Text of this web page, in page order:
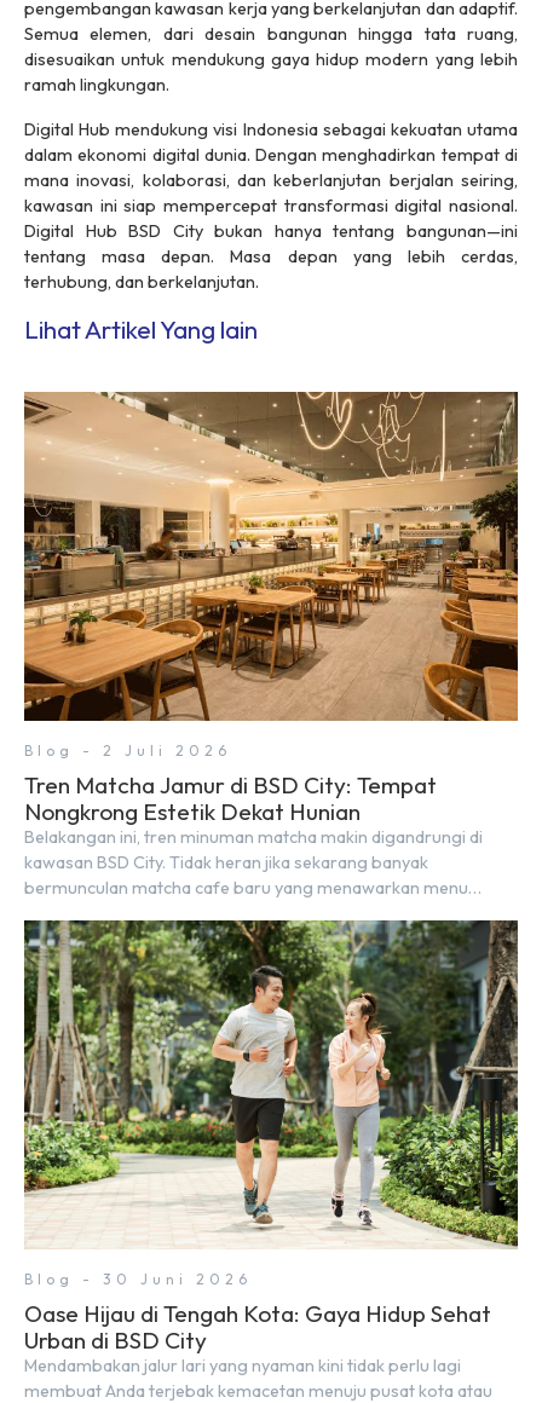
pengembangan kawasan kerja yang berkelanjutan dan adaptif.
Semua elemen, dari desain bangunan hingga tata ruang,
disesuaikan untuk mendukung gaya hidup modern yang lebih
ramah lingkungan.
Digital Hub mendukung visi Indonesia sebagai kekuatan utama
dalam ekonomi digital dunia. Dengan menghadirkan tempat di
mana inovasi, kolaborasi, dan keberlanjutan berjalan seiring,
kawasan ini siap mempercepat transformasi digital nasional.
Digital Hub BSD City bukan hanya tentang bangunan—ini
tentang masa depan. Masa depan yang lebih cerdas,
terhubung, dan berkelanjutan.
Lihat Artikel Yang lain
Blog - 2 Juli 2026
Tren Matcha Jamur di BSD City: Tempat
Nongkrong Estetik Dekat Hunian
Belakangan ini, tren minuman matcha makin digandrungi di
kawasan BSD City. Tidak heran jika sekarang banyak
bermunculan matcha cafe baru yang menawarkan menu
nyaman, baik untuk produktif bekerja (WFC) maupun sekadar
bersantai bersama orang terdekat. Kabar baiknya, deretan
kafe hits ini tersebar di lokasi-lokasi strategis yang sangat […]
Blog - 30 Juni 2026
Oase Hijau di Tengah Kota: Gaya Hidup Sehat
Urban di BSD City
Mendambakan jalur lari yang nyaman kini tidak perlu lagi
membuat Anda terjebak kemacetan menuju pusat kota atau